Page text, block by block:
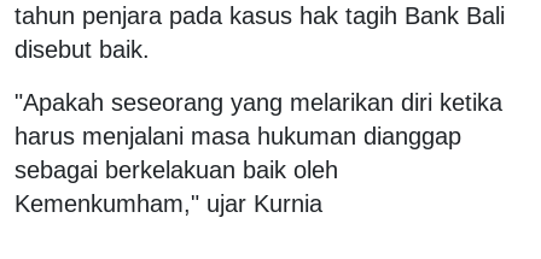
tahun penjara pada kasus hak tagih Bank Bali
disebut baik.
"Apakah seseorang yang melarikan diri ketika
harus menjalani masa hukuman dianggap
sebagai berkelakuan baik oleh
Kemenkumham," ujar Kurnia